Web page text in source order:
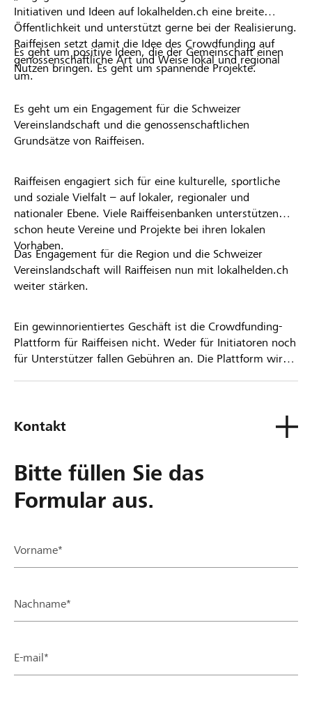
Initiativen und Ideen auf lokalhelden.ch eine breite
Öffentlichkeit und unterstützt gerne bei der Realisierung.
Raiffeisen setzt damit die Idee des Crowdfunding auf
genossenschaftliche Art und Weise lokal und regional
um.
Es geht um positive Ideen, die der Gemeinschaft einen
Nutzen bringen. Es geht um spannende Projekte.
Es geht um ein Engagement für die Schweizer
Vereinslandschaft und die genossenschaftlichen
Grundsätze von Raiffeisen.
Raiffeisen engagiert sich für eine kulturelle, sportliche
und soziale Vielfalt – auf lokaler, regionaler und
nationaler Ebene. Viele Raiffeisenbanken unterstützen
schon heute Vereine und Projekte bei ihren lokalen
Vorhaben.
Das Engagement für die Region und die Schweizer
Vereinslandschaft will Raiffeisen nun mit lokalhelden.ch
weiter stärken.
Ein gewinnorientiertes Geschäft ist die Crowdfunding-
Plattform für Raiffeisen nicht. Weder für Initiatoren noch
für Unterstützer fallen Gebühren an. Die Plattform wird
Kontakt
Bitte füllen Sie das
Formular aus.
Vorname*
Nachname*
E-mail*